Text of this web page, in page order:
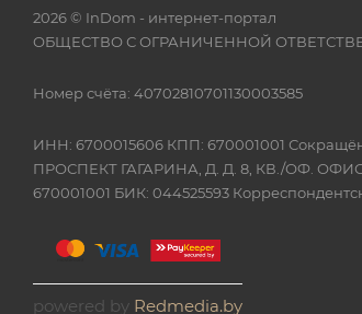
2026 © InDom - интернет-портал
ОБЩЕСТВО С ОГРАНИЧЕННОЙ
Номер счёта: 40702810701130003585
ИНН: 6700015606 КПП: 670001001
ПРОСПЕКТ ГАГАРИНА, Д. Д. 8, КВ./ОФ.
670001001 БИК: 044525593
powered by Redmedia.by